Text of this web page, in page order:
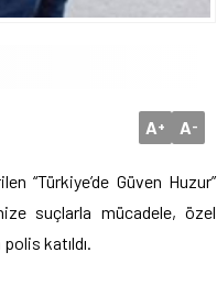
A+ A-
“Türkiye’de Güven Huzur”
suçlarla mücadele, özel
katıldı.